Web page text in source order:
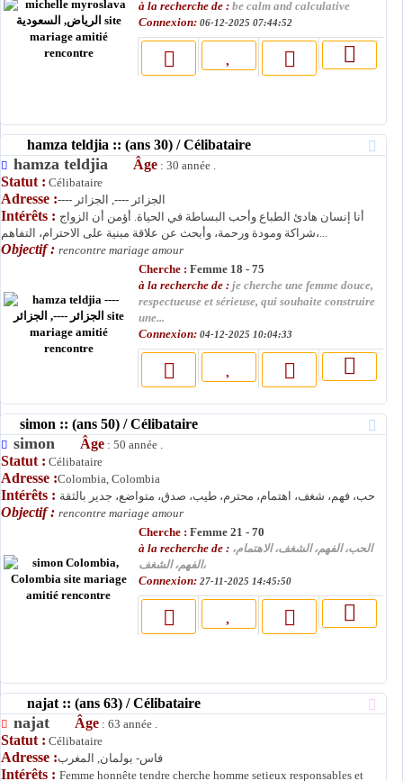
à la recherche de : be calm and calculative
Connexion: 06-12-2025 07:44:52
hamza teldjia :: (ans 30) / Célibataire
hamza teldjia Âge : 30 année .
Statut : Célibataire
Adresse : ---- الجزائر ----, الجزائر
Intérêts : أنا إنسان هادئ الطباع وأحب البساطة في الحياة. أؤمن أن الزواج
شراكة ومودة ورحمة، وأبحث عن علاقة مبنية على الاحترام، التفاهم،...
Objectif : rencontre mariage amour
Cherche : Femme 18 - 75
à la recherche de : je cherche une femme douce,
respectueuse et sérieuse, qui souhaite construire
une...
Connexion: 04-12-2025 10:04:33
simon :: (ans 50) / Célibataire
simon Âge : 50 année .
Statut : Célibataire
Adresse :Colombia, Colombia
Intérêts : حب، فهم، شغف، اهتمام، محترم، طيب، صدق، متواضع، جدير بالثقة
Objectif : rencontre mariage amour
Cherche : Femme 21 - 70
à la recherche de : الحب، الفهم، الشغف، الاهتمام،
الفهم، الشغف،
Connexion: 27-11-2025 14:45:50
najat :: (ans 63) / Célibataire
najat Âge : 63 année .
Statut : Célibataire
Adresse :فاس- بولمان, المغرب
Intérêts : Femme honnête tendre cherche homme setieux responsables et